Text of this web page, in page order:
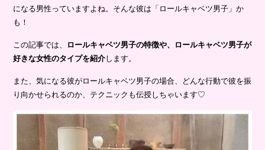
になる男性っていますよね。そんな彼は「ロールキャベツ男子」か
も！
この記事では、
ロールキャベツ男子の特徴や、ロールキャベツ男子が
好きな女性のタイプを紹介します。
また、気になる彼がロールキャベツ男子の場合、どんな行動で彼を振
り向かせられるのか、テクニックも伝授しちゃいます♡